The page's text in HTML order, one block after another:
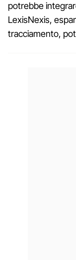
potrebbe
LexisNexis,
tracciamento,